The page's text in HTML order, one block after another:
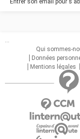
...
Qui sommes-
Données
Mentions légales